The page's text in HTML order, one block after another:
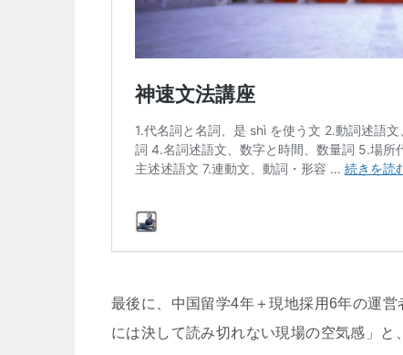
最後に、中国留学4年＋現地採用6年の運
には決して読み切れない現場の空気感」